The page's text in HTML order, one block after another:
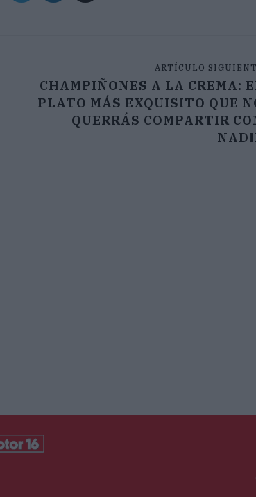
ARTÍCULO
CHAMPIÑONES A LA CREMA:
PLATO MÁS EXQUISITO QUE
QUERRÁS COMPARTIR